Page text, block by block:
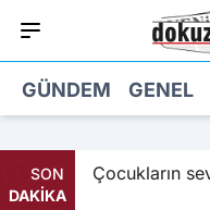
GÜNDEM GENEL
SON
DAKİKA
Çocukların